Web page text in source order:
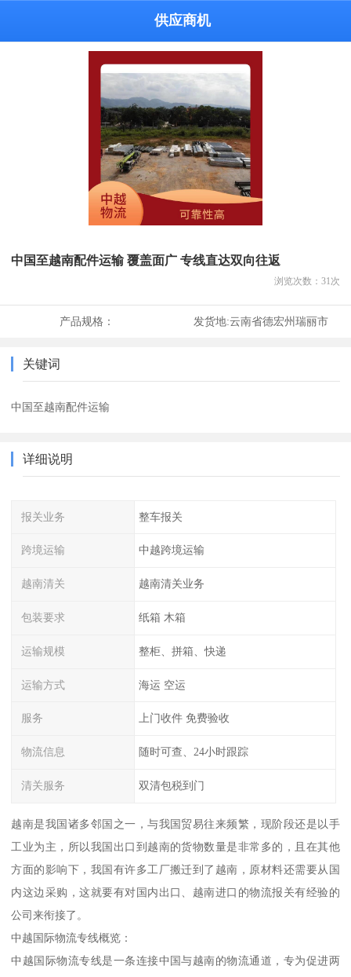
供应商机
中国至越南配件运输 覆盖面广 专线直达双向往返
浏览次数： 31 次
产品规格： 发货地:云南省德宏州瑞丽市
关键词
中国至越南配件运输
详细说明
报关业务 整车报关
跨境运输 中越跨境运输
越南清关 越南清关业务
包装要求 纸箱 木箱
运输规模 整柜、拼箱、快递
运输方式 海运 空运
服务 上门收件 免费验收
物流信息 随时可查、24小时跟踪
清关服务 双清包税到门
越南是我国诸多邻国之一，与我国贸易往来频繁，现阶段还是以手
工业为主，所以我国出口到越南的货物数量是非常多的，且在其他
方面的影响下，我国有许多工厂搬迁到了越南，原材料还需要从国
内这边采购，这就要有对国内出口、越南进口的物流报关有经验的
公司来衔接了。
中越国际物流专线概览：
中越国际物流专线是一条连接中国与越南的物流通道，专为促进两